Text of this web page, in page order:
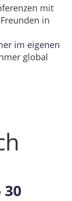
mit
in
im eigenen
global
30